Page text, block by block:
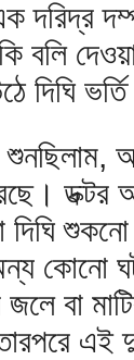
বলি
দিঘি
ডক্টর
কোনো
জলে বা
এই